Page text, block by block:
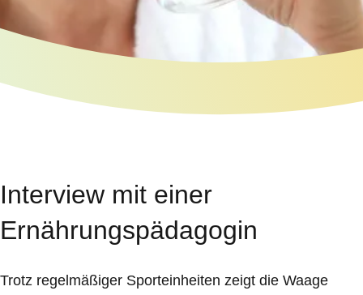
Interview mit einer
Ernährungspädagogin
Trotz regelmäßiger Sporteinheiten zeigt die Waage